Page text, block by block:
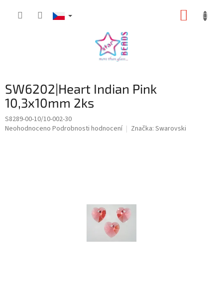
SW6202|Heart Indian Pink
10,3x10mm 2ks
S8289-00-10/10-002-30
Průměrné
Neohodnoceno Podrobnosti hodnocení Značka: Swarovski